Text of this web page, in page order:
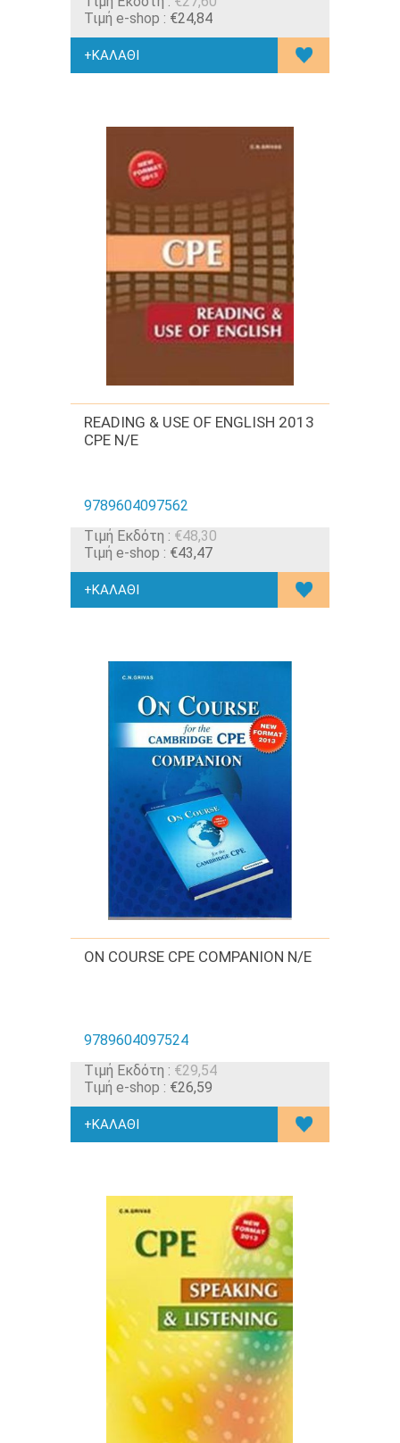
Τιμή e-shop : €24,84
READING & USE OF ENGLISH 2013
CPE N/E
9789604097562
Tιμή Εκδότη : €48,30
Τιμή e-shop : €43,47
ON COURSE CPE COMPANION N/E
9789604097524
Tιμή Εκδότη : €29,54
Τιμή e-shop : €26,59